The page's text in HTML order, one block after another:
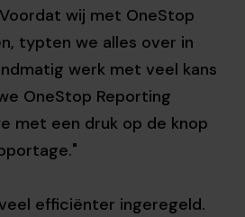
wij met OneStop
typten we alles over in
werk met veel kans
OneStop Reporting
met een druk op de knop
efficiënter ingeregeld.